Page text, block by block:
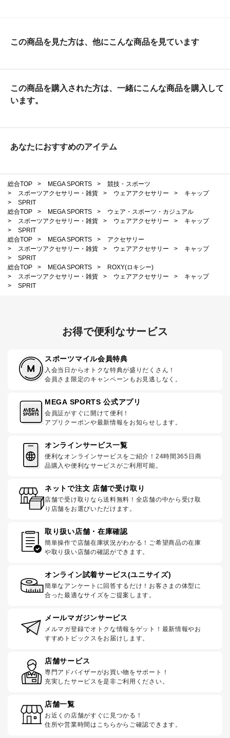
この商品を見た方は、他にこんな商品を見ています
この商品を購入された方は、一緒にこんな商品を購入して
います。
あなたにおすすめのアイテム
総合TOP > MEGA SPORTS >
競技・スポーツ
>
スポーツアクセサリー・雑貨 > ウェアアクセサリー >
キャップ
>
SPRIT
総合TOP
> MEGA SPORTS >
ウェア・スポーツ・カジュアル
>
スポーツアクセサリー・雑貨 > ウェアアクセサリー >
キャップ
>
SPRIT
総合TOP
> MEGA SPORTS >
アクセサリー
>
スポーツアクセサリー・雑貨 > ウェアアクセサリー >
キャップ
>
SPRIT
総合TOP
> MEGA SPORTS >
ROXY(ロキシー)
>
スポーツアクセサリー・雑貨 > ウェアアクセサリー >
キャップ
>
SPRIT
お得で便利なサービス
スポーツマイル会員特典
入会当日からオトクな特典が盛りだくさん！
会員さま限定のキャンペーンもお見逃しなく。
MEGA SPORTS 公式アプリ
会員証がすぐに開けて便利！
アプリクーポンや最新情報をお知らせします。
オンラインサービス一覧
便利なオンラインサービスをご紹介！24時間365日商
品購入や便利なサービスがご利用可能。
ネットで注文 店舗で受け取り
店舗で受け取りなら送料無料！全店舗の中から受け取
り店舗をお選びいただけます。
取り扱い店舗・在庫確認
簡単操作で店舗在庫状況がわかる！ご希望商品の在庫
や取り扱い店舗の確認ができます。
オンライン試着サービス(ユニサイズ)
簡単なアンケートに回答するだけ！お客さまの体型に
合った最適なサイズをご提案します。
メールマガジンサービス
メルマガ登録でオトクな情報をゲット！最新情報やお
すすめトピックスをお届けします。
店舗サービス
専門アドバイザーがお買い物をサポート！
充実したサービスを是非ご利用ください。
店舗一覧
お近くの店舗がすぐに見つかる！
住所や営業時間はこちらからご確認できます。